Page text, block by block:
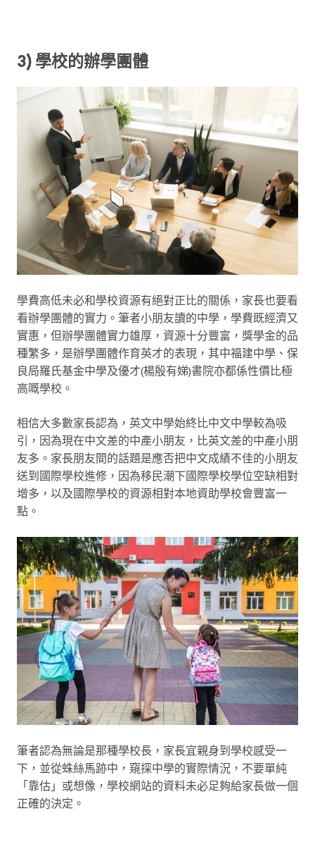
3) 學校的辦學團體
學費高低未必和學校資源有絕對正比的關係，家長也要看
看辦學團體的實力。筆者小朋友讀的中學，學費既經濟又
實惠，但辦學團體實力雄厚，資源十分豐富，獎學金的品
種繁多，是辦學團體作育英才的表現，其中福建中學、保
良局羅氏基金中學及優才(楊殷有娣)書院亦都係性價比極
高嘅學校。
相信大多數家長認為，英文中學始終比中文中學較為吸
引，因為現在中文差的中產小朋友，比英文差的中產小朋
友多。家長朋友間的話題是應否把中文成績不佳的小朋友
送到國際學校進修，因為移民潮下國際學校學位空缺相對
增多，以及國際學校的資源相對本地資助學校會豐富一
點。
筆者認為無論是那種學校長，家長宜親身到學校感受一
下，並從蛛絲馬跡中，窺探中學的實際情況，不要單純
「靠估」或想像，學校網站的資料未必足夠給家長做一個
正確的決定。